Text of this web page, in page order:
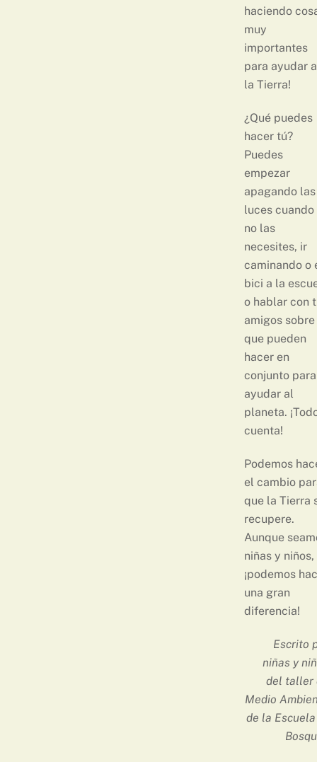
haciendo
muy
importantes
para ayudar a
la Tierra!
¿Qué puedes
hacer tú?
Puedes
empezar
apagando las
luces cuando
no las
necesites, ir
caminando o
bici a la
o hablar con
amigos
que pueden
hacer en
conjunto para
ayudar al
planeta.
cuenta!
Podemos
el cambio
que la Tierra
recupere.
Aunque
niñas y niños,
¡podemos
una gran
diferencia!
Escrito
niñas y
del taller
Medio
de la